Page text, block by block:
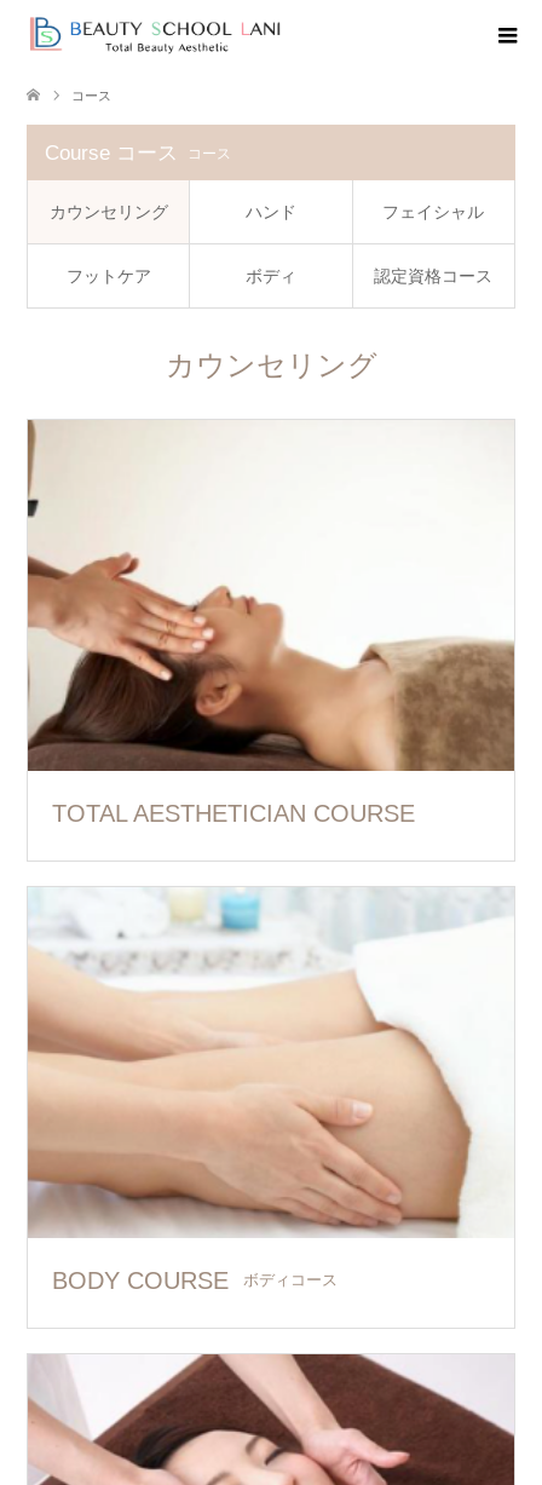
コース
Course コース コース
カウンセリング ハンド フェイシャル
フットケア ボディ 認定資格コース
カウンセリング
TOTAL AESTHETICIAN COURSE
BODY COURSE ボディコース